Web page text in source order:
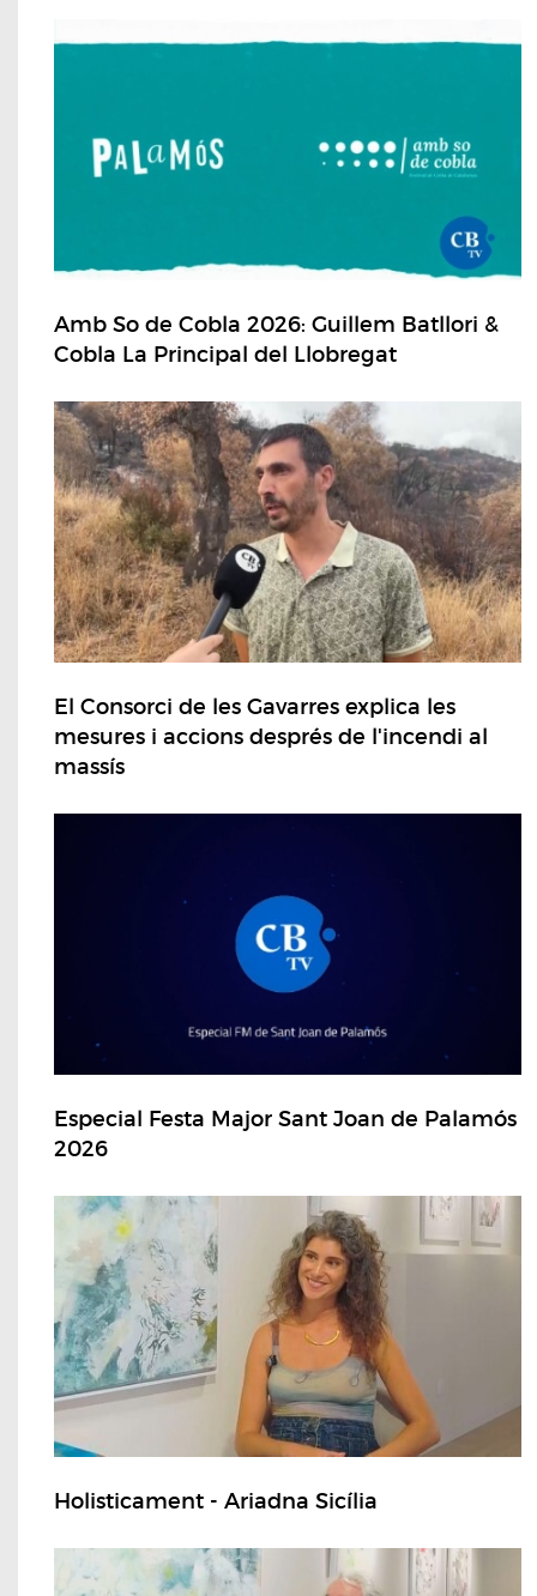
Amb So de Cobla 2026: Guillem Batllori &
Cobla La Principal del Llobregat
El Consorci de les Gavarres explica les
mesures i accions després de l'incendi al
massís
Especial Festa Major Sant Joan de Palamós
2026
Holisticament - Ariadna Sicília